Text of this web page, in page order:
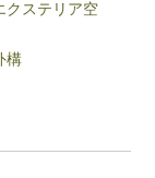
クステリア空
構